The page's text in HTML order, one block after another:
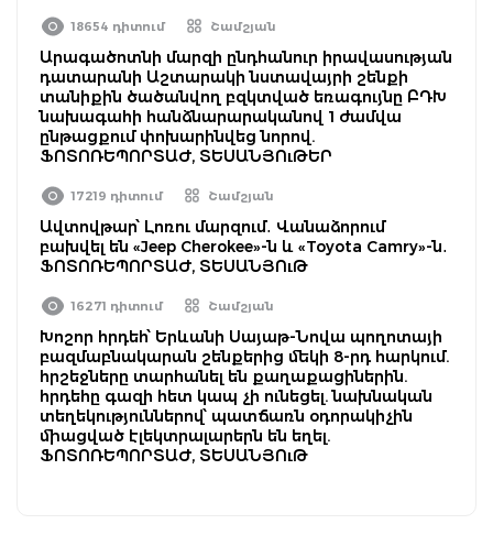
18654 դիտում Շամշյան
Արագածոտնի մարզի ընդհանուր իրավասության
դատարանի Աշտարակի նստավայրի շենքի
տանիքին ծածանվող բզկտված եռագույնը ԲԴԽ
նախագահի հանձնարարականով 1 ժամվա
ընթացքում փոխարինվեց նորով.
ՖՈՏՈՌԵՊՈՐՏԱԺ, ՏԵՍԱՆՅՈւԹԵՐ
17219 դիտում Շամշյան
Ավտովթար՝ Լոռու մարզում․ Վանաձորում
բախվել են «Jeep Cherokee»-ն և «Toyota Camry»-ն․
ՖՈՏՈՌԵՊՈՐՏԱԺ, ՏԵՍԱՆՅՈւԹ
16271 դիտում Շամշյան
Խոշոր հրդեհ՝ Երևանի Սայաթ-Նովա պողոտայի
բազմաբնակարան շենքերից մեկի 8-րդ հարկում.
հրշեջները տարհանել են քաղաքացիներին.
հրդեհը գազի հետ կապ չի ունեցել. նախնական
տեղեկություններով՝ պատճառն օդորակիչին
միացված էլեկտրալարերն են եղել.
ՖՈՏՈՌԵՊՈՐՏԱԺ, ՏԵՍԱՆՅՈւԹ